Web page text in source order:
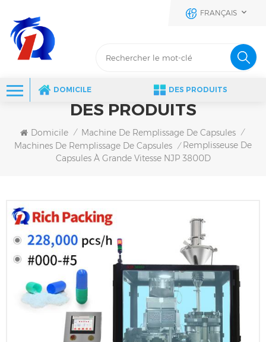
FRANÇAIS
DOMICILE DES PRODUITS
DES PRODUITS
Domicile / Machine De Remplissage De Capsules /
Machines De Remplissage De Capsules / Remplisseuse De
Capsules À Grande Vitesse NJP 3800D